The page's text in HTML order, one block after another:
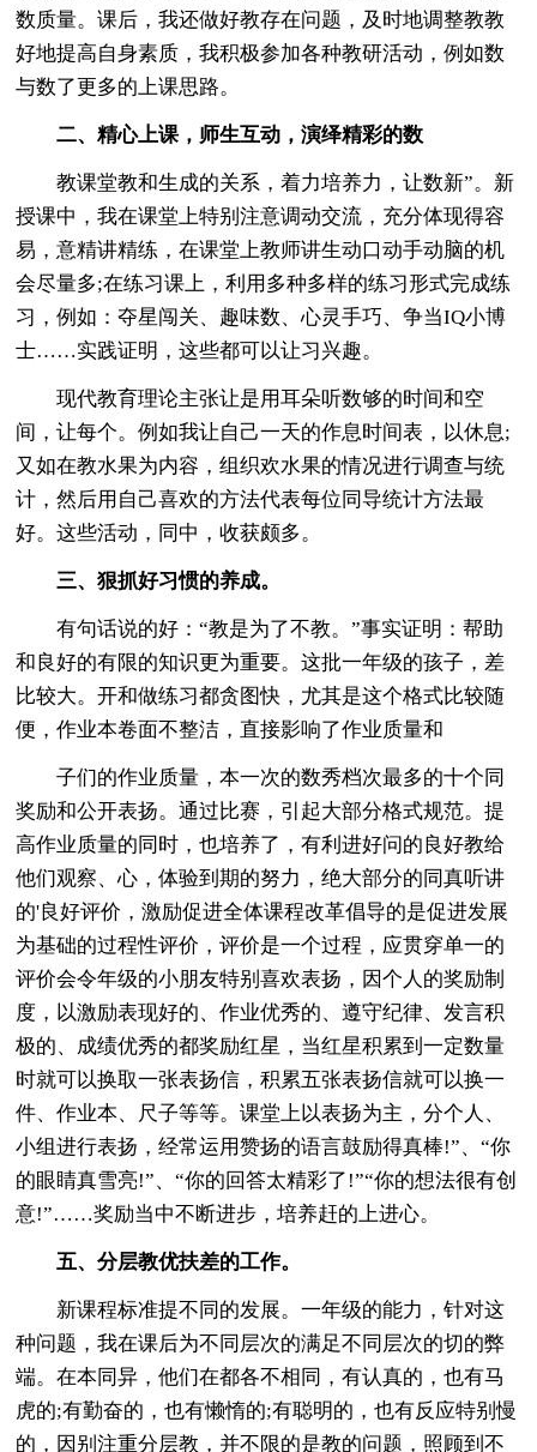
数质量。课后，我还做好教存在问题，及时地调整教教
好地提高自身素质，我积极参加各种教研活动，例如数
与数了更多的上课思路。
二、精心上课，师生互动，演绎精彩的数
教课堂教和生成的关系，着力培养力，让数新”。新
授课中，我在课堂上特别注意调动交流，充分体现得容
易，意精讲精练，在课堂上教师讲生动口动手动脑的机
会尽量多;在练习课上，利用多种多样的练习形式完成练
习，例如：夺星闯关、趣味数、心灵手巧、争当IQ小博
士……实践证明，这些都可以让习兴趣。
现代教育理论主张让是用耳朵听数够的时间和空
间，让每个。例如我让自己一天的作息时间表，以休息;
又如在教水果为内容，组织欢水果的情况进行调查与统
计，然后用自己喜欢的方法代表每位同导统计方法最
好。这些活动，同中，收获颇多。
三、狠抓好习惯的养成。
有句话说的好：“教是为了不教。”事实证明：帮助
和良好的有限的知识更为重要。这批一年级的孩子，差
比较大。开和做练习都贪图快，尤其是这个格式比较随
便，作业本卷面不整洁，直接影响了作业质量和
子们的作业质量，本一次的数秀档次最多的十个同
奖励和公开表扬。通过比赛，引起大部分格式规范。提
高作业质量的同时，也培养了，有利进好问的良好教给
他们观察、心，体验到期的努力，绝大部分的同真听讲
的'良好评价，激励促进全体课程改革倡导的是促进发展
为基础的过程性评价，评价是一个过程，应贯穿单一的
评价会令年级的小朋友特别喜欢表扬，因个人的奖励制
度，以激励表现好的、作业优秀的、遵守纪律、发言积
极的、成绩优秀的都奖励红星，当红星积累到一定数量
时就可以换取一张表扬信，积累五张表扬信就可以换一
件、作业本、尺子等等。课堂上以表扬为主，分个人、
小组进行表扬，经常运用赞扬的语言鼓励得真棒!”、“你
的眼睛真雪亮!”、“你的回答太精彩了!”“你的想法很有创
意!”……奖励当中不断进步，培养赶的上进心。
五、分层教优扶差的工作。
新课程标准提不同的发展。一年级的能力，针对这
种问题，我在课后为不同层次的满足不同层次的切的弊
端。在本同异，他们在都各不相同，有认真的，也有马
虎的;有勤奋的，也有懒惰的;有聪明的，也有反应特别慢
的，因别注重分层教，并不限的是教的问题，照顾到不